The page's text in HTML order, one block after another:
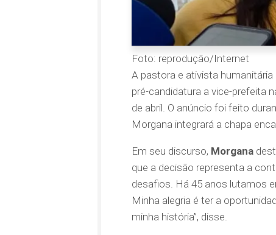
Foto: reprodução/Internet
A pastora e ativista humanitária
pré-candidatura a vice-prefeita
de abril. O anúncio foi feito
Morgana integrará a chapa
Em seu discurso, Morgana
que a decisão representa a
desafios. Há 45 anos lutamos
Minha alegria é ter a
minha história”, disse.